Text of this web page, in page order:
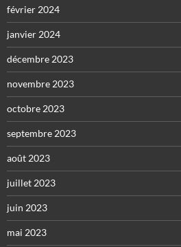
février 2024
janvier 2024
décembre 2023
novembre 2023
octobre 2023
septembre 2023
août 2023
juillet 2023
juin 2023
mai 2023